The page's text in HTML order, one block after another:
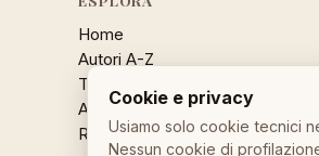
Home
Autori A-Z
Temi
Aforisma a caso
Ricerca
Cookie e privacy
Usiamo solo cookie tecnici
Nessun cookie di